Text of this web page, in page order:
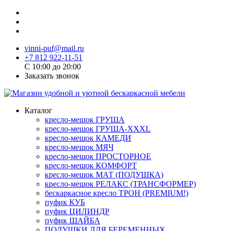
vinni-puf@mail.ru
+7 812 922-11-51
C 10:00 до 20:00
Заказать звонок
Каталог
кресло-мешок ГРУША
кресло-мешок ГРУША-XXXL
кресло-мешок КАМЕДИ
кресло-мешок МЯЧ
кресло-мешок ПРОСТОРНОЕ
кресло-мешок КОМФОРТ
кресло-мешок МАТ (ПОДУШКА)
кресло-мешок РЕЛАКС (ТРАНСФОРМЕР)
бескаркасное кресло ТРОН (PREMIUM!)
пуфик КУБ
пуфик ЦИЛИНДР
пуфик ШАЙБА